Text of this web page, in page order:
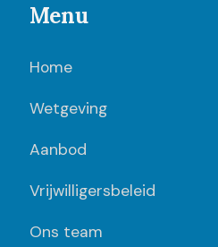
Menu
Home
Wetgeving
Aanbod
Vrijwilligersbeleid
Ons team